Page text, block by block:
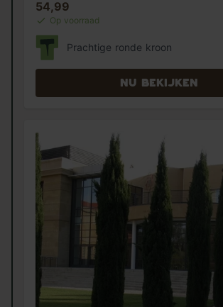
54,99
Op voorraad
Prachtige ronde kroon
Nu bekijken